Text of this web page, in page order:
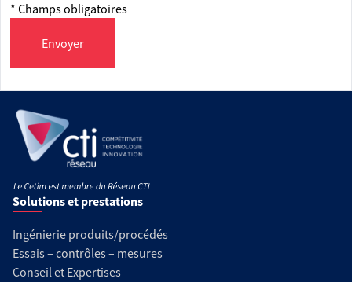
* Champs obligatoires
Envoyer
Solutions et prestations
Ingénierie produits/procédés
Essais – contrôles – mesures
Conseil et Expertises